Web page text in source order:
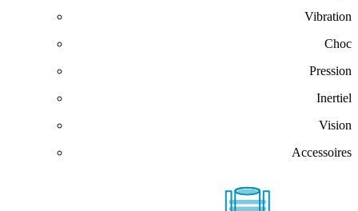
Vibration
Choc
Pression
Inertiel
Vision
Accessoires